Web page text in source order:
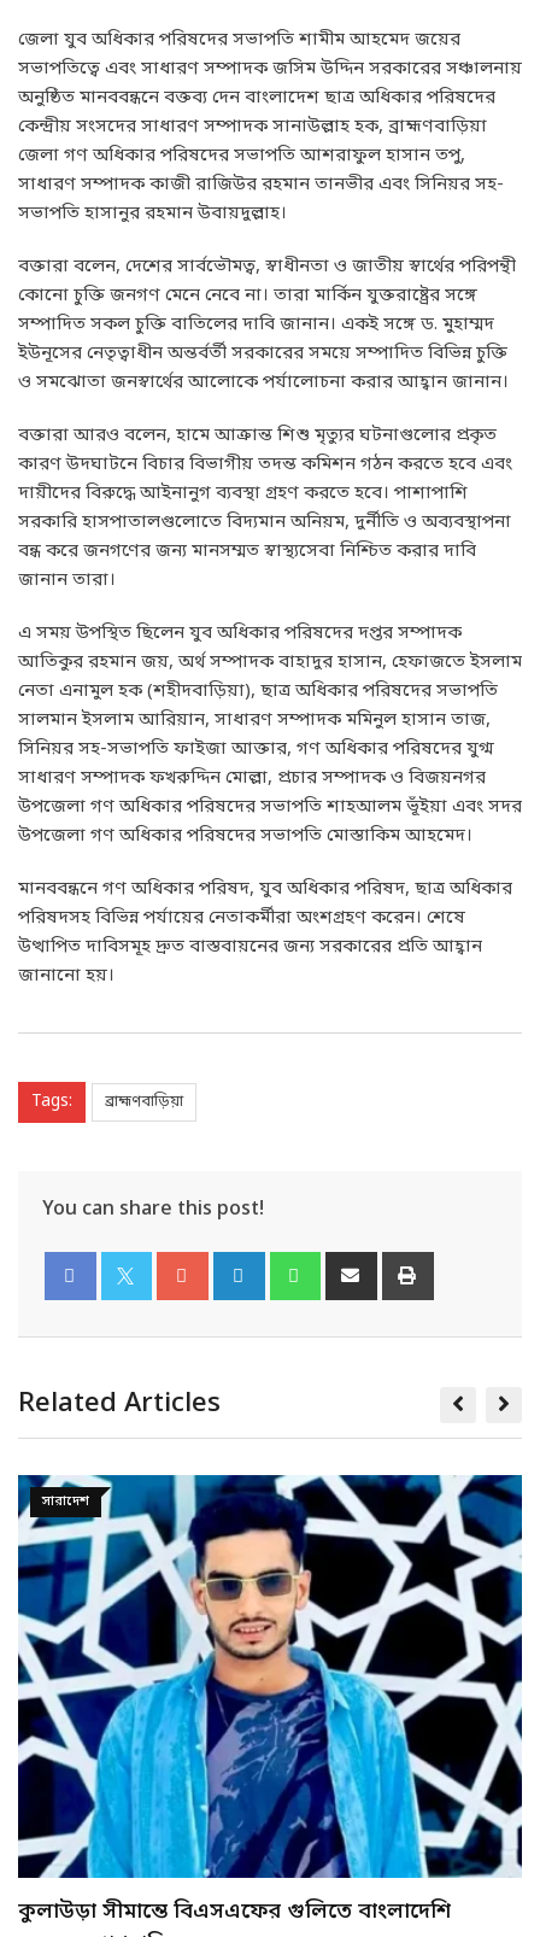
জেলা যুব অধিকার পরিষদের সভাপতি শামীম আহমেদ জয়ের
সভাপতিত্বে এবং সাধারণ সম্পাদক জসিম উদ্দিন সরকারের সঞ্চালনায়
অনুষ্ঠিত মানববন্ধনে বক্তব্য দেন বাংলাদেশ ছাত্র অধিকার পরিষদের
কেন্দ্রীয় সংসদের সাধারণ সম্পাদক সানাউল্লাহ হক, ব্রাহ্মণবাড়িয়া
জেলা গণ অধিকার পরিষদের সভাপতি আশরাফুল হাসান তপু,
সাধারণ সম্পাদক কাজী রাজিউর রহমান তানভীর এবং সিনিয়র সহ-
সভাপতি হাসানুর রহমান উবায়দুল্লাহ।
বক্তারা বলেন, দেশের সার্বভৌমত্ব, স্বাধীনতা ও জাতীয় স্বার্থের পরিপন্থী
কোনো চুক্তি জনগণ মেনে নেবে না। তারা মার্কিন যুক্তরাষ্ট্রের সঙ্গে
সম্পাদিত সকল চুক্তি বাতিলের দাবি জানান। একই সঙ্গে ড. মুহাম্মদ
ইউনূসের নেতৃত্বাধীন অন্তর্বর্তী সরকারের সময়ে সম্পাদিত বিভিন্ন চুক্তি
ও সমঝোতা জনস্বার্থের আলোকে পর্যালোচনা করার আহ্বান জানান।
বক্তারা আরও বলেন, হামে আক্রান্ত শিশু মৃত্যুর ঘটনাগুলোর প্রকৃত
কারণ উদঘাটনে বিচার বিভাগীয় তদন্ত কমিশন গঠন করতে হবে এবং
দায়ীদের বিরুদ্ধে আইনানুগ ব্যবস্থা গ্রহণ করতে হবে। পাশাপাশি
সরকারি হাসপাতালগুলোতে বিদ্যমান অনিয়ম, দুর্নীতি ও অব্যবস্থাপনা
বন্ধ করে জনগণের জন্য মানসম্মত স্বাস্থ্যসেবা নিশ্চিত করার দাবি
জানান তারা।
এ সময় উপস্থিত ছিলেন যুব অধিকার পরিষদের দপ্তর সম্পাদক
আতিকুর রহমান জয়, অর্থ সম্পাদক বাহাদুর হাসান, হেফাজতে ইসলাম
নেতা এনামুল হক (শহীদবাড়িয়া), ছাত্র অধিকার পরিষদের সভাপতি
সালমান ইসলাম আরিয়ান, সাধারণ সম্পাদক মমিনুল হাসান তাজ,
সিনিয়র সহ-সভাপতি ফাইজা আক্তার, গণ অধিকার পরিষদের যুগ্ম
সাধারণ সম্পাদক ফখরুদ্দিন মোল্লা, প্রচার সম্পাদক ও বিজয়নগর
উপজেলা গণ অধিকার পরিষদের সভাপতি শাহআলম ভূঁইয়া এবং সদর
উপজেলা গণ অধিকার পরিষদের সভাপতি মোস্তাকিম আহমেদ।
মানববন্ধনে গণ অধিকার পরিষদ, যুব অধিকার পরিষদ, ছাত্র অধিকার
পরিষদসহ বিভিন্ন পর্যায়ের নেতাকর্মীরা অংশগ্রহণ করেন। শেষে
উত্থাপিত দাবিসমূহ দ্রুত বাস্তবায়নের জন্য সরকারের প্রতি আহ্বান
জানানো হয়।
Tags: ব্রাহ্মণবাড়িয়া
You can share this post!
Related Articles
অপরাধ
ভুয়া পরিচয়ে ওমান পালানোর চেষ্টাকালে শাহজালাল